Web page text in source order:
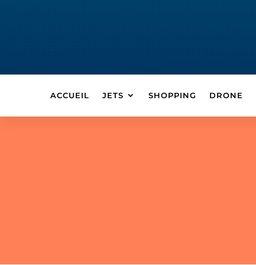
ACCUEIL JETS SHOPPING DRONE